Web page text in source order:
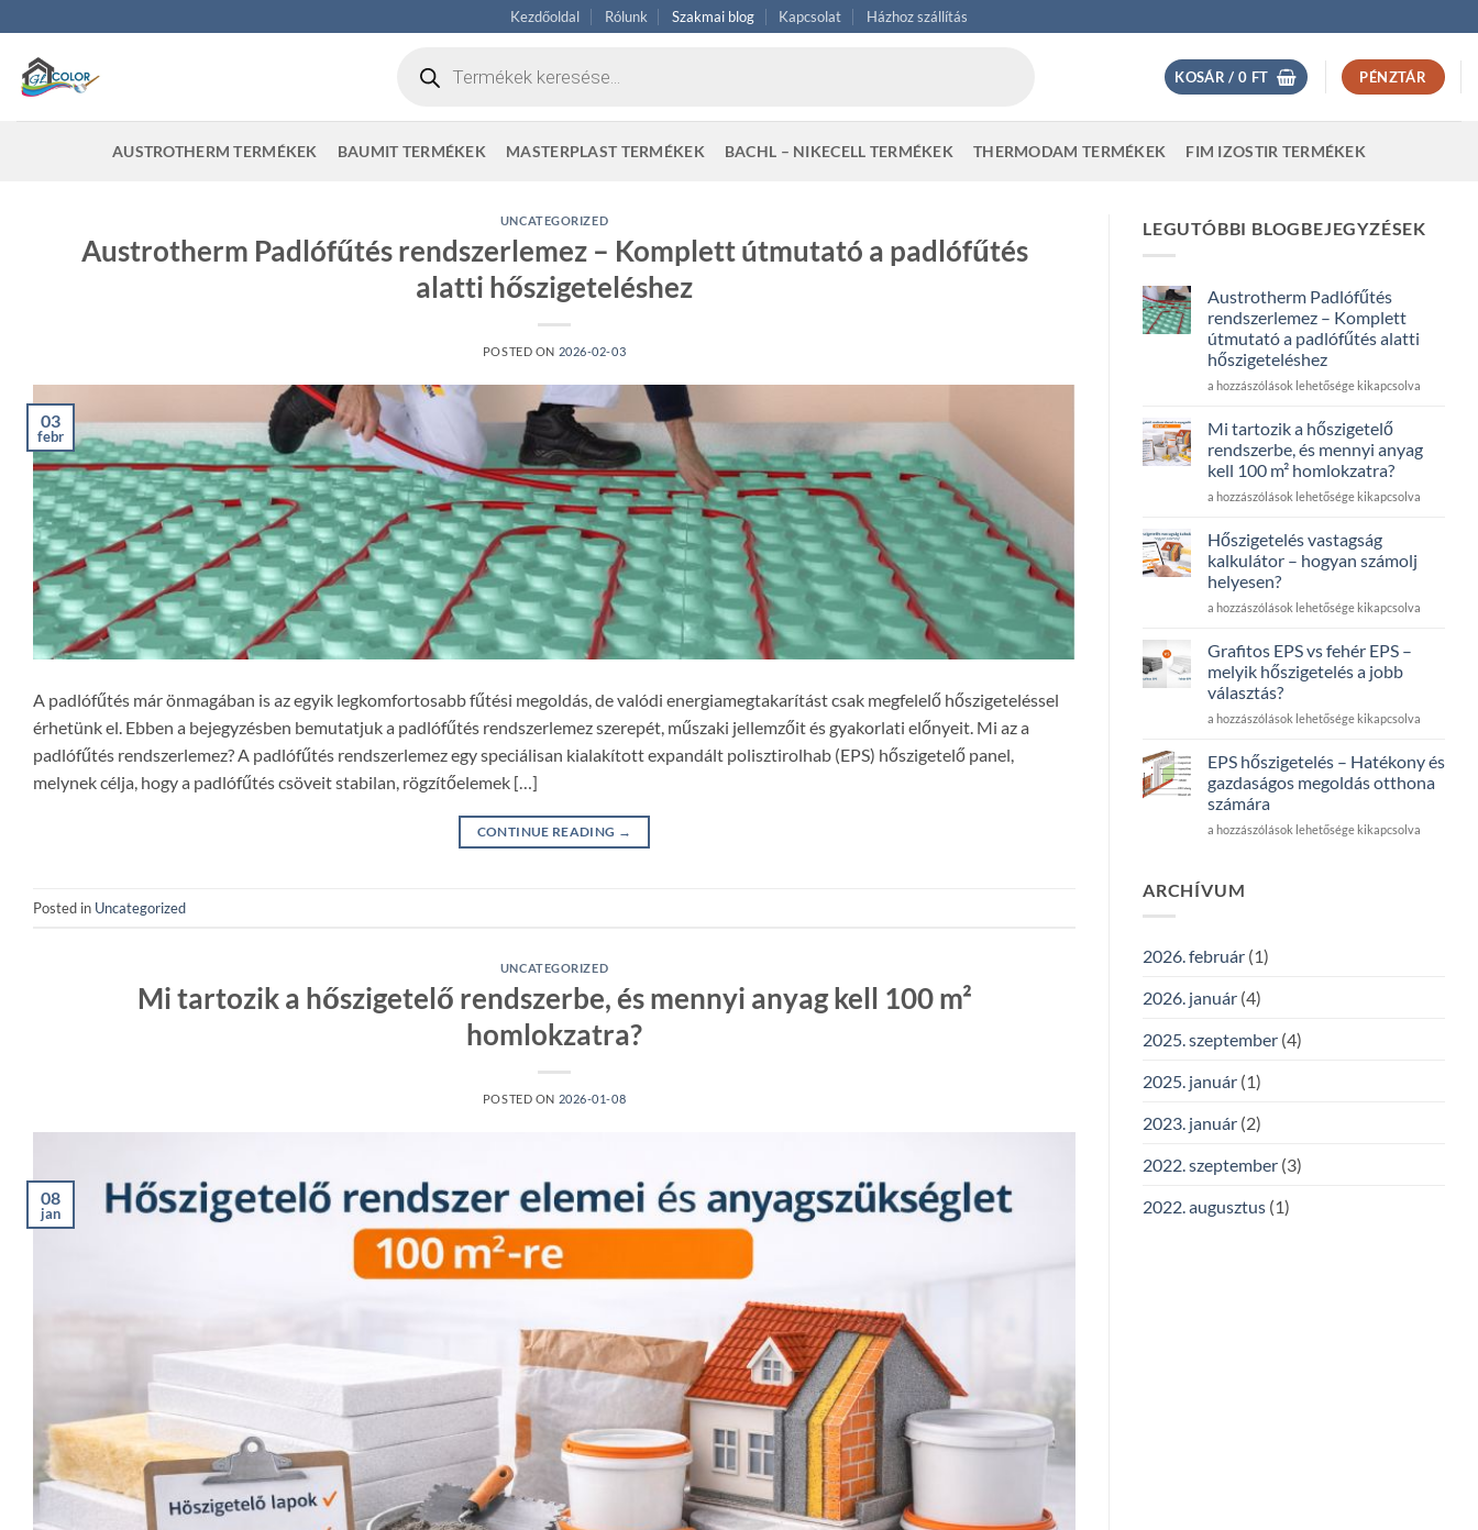
to
content
Kezdőoldal Rólunk Szakmai blog Kapcsolat Házhoz szállítás
search
KOSÁR /0 FT PÉNZTÁR
AUSTROTHERM TERMÉKEK BAUMIT TERMÉKEK MASTERPLAST TERMÉKEK BACHL – NIKECELL TERMÉKEK THERMODAM TERMÉKEK FIM IZOSTIR TERMÉKEK
UNCATEGORIZED
Austrotherm Padlófűtés rendszerlemez – Komplett útmutató a padlófűtés
alatti hőszigeteléshez
POSTED ON 2026-02-03
03
febr
A padlófűtés már önmagában is az egyik legkomfortosabb fűtési megoldás, de valódi energiamegtakarítást csak megfelelő hőszigeteléssel
érhetünk el. Ebben a bejegyzésben bemutatjuk a padlófűtés rendszerlemez szerepét, műszaki jellemzőit és gyakorlati előnyeit. Mi az a
padlófűtés rendszerlemez? A padlófűtés rendszerlemez egy speciálisan kialakított expandált polisztirolhab (EPS) hőszigetelő panel,
melynek célja, hogy a padlófűtés csöveit stabilan, rögzítőelemek […]
CONTINUE READING →
Posted in Uncategorized
UNCATEGORIZED
Mi tartozik a hőszigetelő rendszerbe, és mennyi anyag kell 100 m²
homlokzatra?
POSTED ON 2026-01-08
08
jan
LEGUTÓBBI BLOGBEJEGYZÉSEK
Austrotherm Padlófűtés
rendszerlemez – Komplett
útmutató a padlófűtés alatti
hőszigeteléshez
Austrotherm
rendszerlemez
–
Komplett
útmutató
a
alatti
hőszigeteléshez
bejegyzéshez
a hozzászólások lehetősége kikapcsolva
Mi tartozik a hőszigetelő
rendszerbe, és mennyi anyag
kell 100 m² homlokzatra?
Mi
a
hőszigetelő
rendszerbe,
és
mennyi
kell
m²
homlokzatra?
bejegyzéshez
a hozzászólások lehetősége kikapcsolva
Hőszigetelés vastagság
kalkulátor – hogyan számolj
helyesen?
Hőszigetelés
kalkulátor
–
hogyan
számolj
helyesen?
a hozzászólások lehetősége kikapcsolva
Grafitos EPS vs fehér EPS –
melyik hőszigetelés a jobb
választás?
Grafitos
vs
fehér
EPS
–
melyik
jobb
a hozzászólások lehetősége kikapcsolva
EPS hőszigetelés – Hatékony és
gazdaságos megoldás otthona
számára
EPS
Hatékony
otthona
bejegyzéshez
a hozzászólások lehetősége kikapcsolva
ARCHÍVUM
2026. február (1)
2026. január (4)
2025. szeptember (4)
2025. január (1)
2023. január (2)
2022. szeptember (3)
2022. augusztus (1)